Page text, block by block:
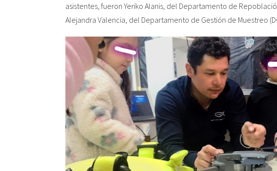
Sembrando elMar de Chile
Líneas de investigación APE
asistentes, fueron Yeriko Alanis, del Departamento de
Alejandra Valencia, del Departamento de Gestión de Muestreo